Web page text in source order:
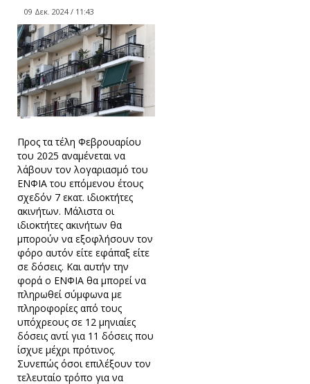
09 Δεκ. 2024 / 11:43
Προς τα τέλη Φεβρουαρίου
του 2025 αναμένεται να
λάβουν τον λογαριασμό του
ΕΝΦΙΑ του επόμενου έτους
σχεδόν 7 εκατ. ιδιοκτήτες
ακινήτων. Μάλιστα οι
ιδιοκτήτες ακινήτων θα
μπορούν να εξοφλήσουν τον
φόρο αυτόν είτε εφάπαξ είτε
σε δόσεις. Και αυτήν την
φορά ο ΕΝΦΙΑ θα μπορεί να
πληρωθεί σύμφωνα με
πληροφορίες από τους
υπόχρεους σε 12 μηνιαίες
δόσεις αντί για 11 δόσεις που
ίσχυε μέχρι πρότινος.
Συνεπώς όσοι επιλέξουν τον
τελευταίο τρόπο για να